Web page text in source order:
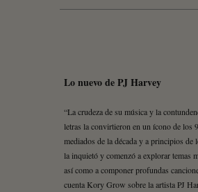
Lo nuevo de PJ Harvey
“La crudeza de su música y la
letras la convirtieron en un ícono de los
mediados de la década y a principios de
la inquietó y comenzó a explorar temas
así como a componer profundas
cuenta Kory Grow sobre la artista PJ